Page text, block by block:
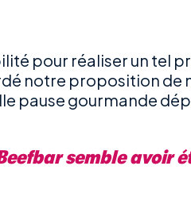
pour réaliser un tel
notre proposition de
pause gourmande
semble avoir